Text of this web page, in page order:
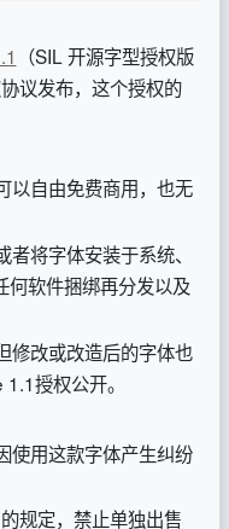
（SIL 开源字型授权版
议发布，这个授权的
以自由免费商用，也无
将字体安装于系统、
何软件捆绑再分发以及
修改或改造后的字体也
授权公开。
使用这款字体产生纠纷
规定，禁止单独出售